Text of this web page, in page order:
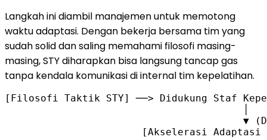
Langkah ini diambil manajemen untuk memotong
waktu adaptasi. Dengan bekerja bersama tim yang
sudah solid dan saling memahami filosofi masing-
masing, STY diharapkan bisa langsung tancap gas
tanpa kendala komunikasi di internal tim kepelatihan.
[Filosofi Taktik STY] ──> Didukung Staf
▼